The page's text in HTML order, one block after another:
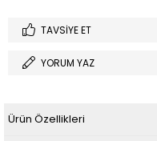
TAVSIYE ET
YORUM YAZ
Ürün Özellikleri